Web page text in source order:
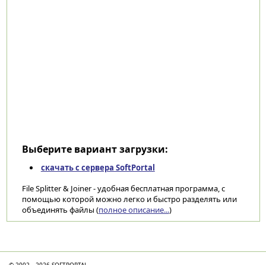
Выберите вариант загрузки:
скачать с сервера SoftPortal
File Splitter & Joiner - удобная бесплатная программа, с
помощью которой можно легко и быстро разделять или
объединять файлы (полное описание...)